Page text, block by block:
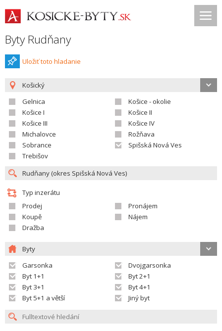
Byty Rudňany
Uložiť toto hladanie
Košický
Gelnica
Košice - okolie
Košice I
Košice II
Košice III
Košice IV
Michalovce
Rožňava
Sobrance
Spišská Nová Ves
Trebišov
Typ inzerátu
Prodej
Pronájem
Koupě
Nájem
Dražba
Byty
Garsonka
Dvojgarsonka
Byt 1+1
Byt 2+1
Byt 3+1
Byt 4+1
Byt 5+1 a větší
Jiný byt